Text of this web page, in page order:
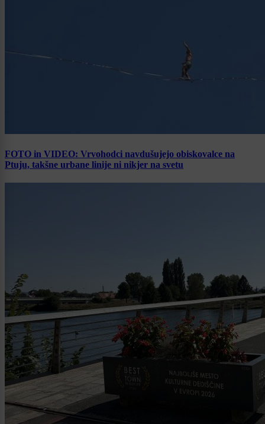
FOTO in VIDEO: Vrvohodci navdušujejo obiskovalce na
Ptuju, takšne urbane linije ni nikjer na svetu